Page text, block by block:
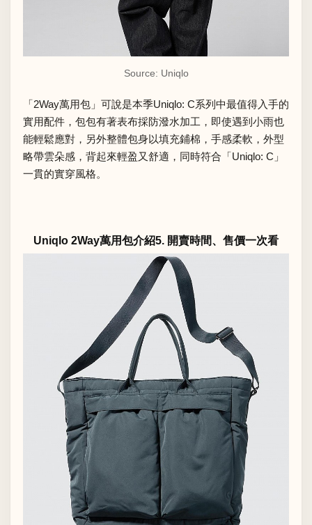
Source: Uniqlo
「2Way萬用包」可說是本季Uniqlo: C系列中最值得入手的
實用配件，包包有著表布採防潑水加工，即使遇到小雨也
能輕鬆應對，另外整體包身以填充鋪棉，手感柔軟，外型
略帶雲朵感，背起來輕盈又舒適，同時符合「Uniqlo: C」
一貫的實穿風格。
Uniqlo 2Way萬用包介紹5. 開賣時間、售價一次看